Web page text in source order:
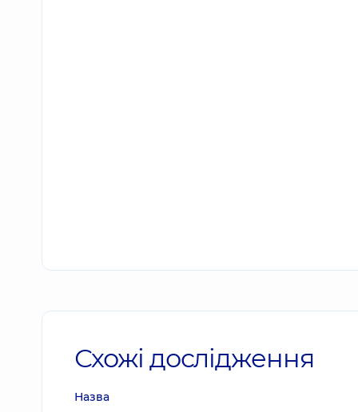
Схожі дослідження
Назва